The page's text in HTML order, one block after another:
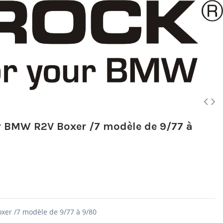
R2V Boxer /7 modèle de 9/77 à
/7 modèle de 9/77 à 9/80